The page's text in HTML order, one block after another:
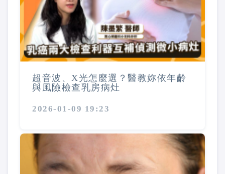
超音波、X光怎麼選？醫教妳依年齡
與風險檢查乳房病灶
2026-01-09 19:23